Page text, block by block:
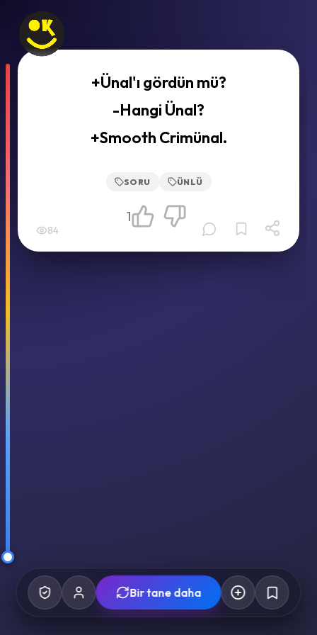
+Ünal'ı gördün mü?
-Hangi Ünal?
+Smooth Crimünal.
SORU ÜNLÜ
84
1
Bir tane daha